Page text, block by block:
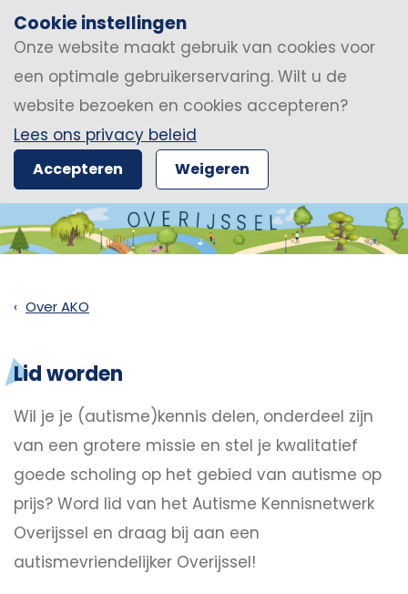
Cookie instellingen
Onze website maakt gebruik van cookies voor
een optimale gebruikerservaring. Wilt u de
website bezoeken en cookies accepteren?
Lees ons privacy beleid
Accepteren Weigeren
Over AKO
Lid worden
Wil je je (autisme)kennis delen, onderdeel zijn
van een grotere missie en stel je kwalitatief
goede scholing op het gebied van autisme op
prijs? Word lid van het Autisme Kennisnetwerk
Overijssel en draag bij aan een
autismevriendelijker Overijssel!